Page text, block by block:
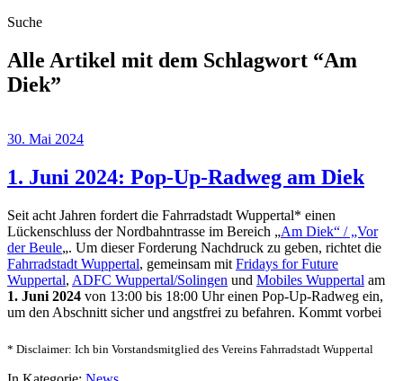
Suche
Alle Artikel mit dem Schlagwort “Am
Diek”
30. Mai 2024
1. Juni 2024: Pop-Up-Radweg am Diek
Seit acht Jahren fordert die Fahrradstadt Wuppertal* einen
Lückenschluss der Nordbahntrasse im Bereich „Am Diek“ / „Vor
der Beule„. Um dieser Forderung Nachdruck zu geben, richtet die
Fahrradstadt Wuppertal, gemeinsam mit Fridays for Future
Wuppertal, ADFC Wuppertal/Solingen und Mobiles Wuppertal am
1. Juni 2024 von 13:00 bis 18:00 Uhr einen Pop-Up-Radweg ein,
um den Abschnitt sicher und angstfrei zu befahren. Kommt vorbei
* Disclaimer: Ich bin Vorstandsmitglied des Vereins Fahrradstadt Wuppertal